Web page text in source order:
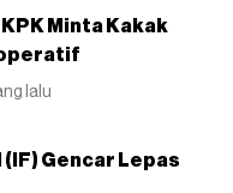
Minta Kakak
lalu
Gencar Lepas